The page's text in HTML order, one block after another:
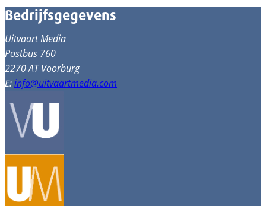
Bedrijfsgegevens
Uitvaart Media
Postbus 760
2270 AT Voorburg
E:info@uitvaartmedia.com